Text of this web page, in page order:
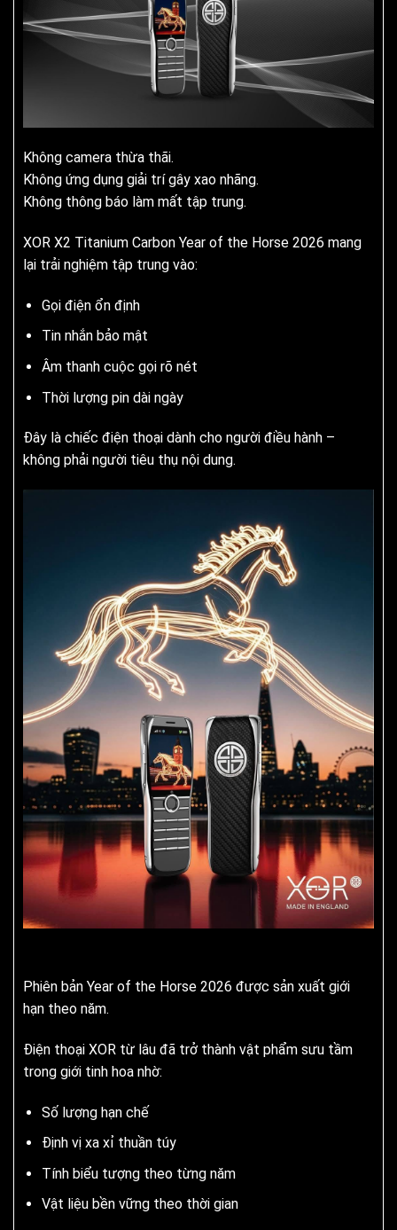
Không camera thừa thãi.
Không ứng dụng giải trí gây xao nhãng.
Không thông báo làm mất tập trung.
XOR X2 Titanium Carbon Year of the Horse 2026 mang
lại trải nghiệm tập trung vào:
Gọi điện ổn định
Tin nhắn bảo mật
Âm thanh cuộc gọi rõ nét
Thời lượng pin dài ngày
Đây là chiếc điện thoại dành cho người điều hành –
không phải người tiêu thụ nội dung.
Phiên bản Year of the Horse 2026 được sản xuất giới
hạn theo năm.
Điện thoại XOR từ lâu đã trở thành vật phẩm sưu tầm
trong giới tinh hoa nhờ:
Số lượng hạn chế
Định vị xa xỉ thuần túy
Tính biểu tượng theo từng năm
Vật liệu bền vững theo thời gian